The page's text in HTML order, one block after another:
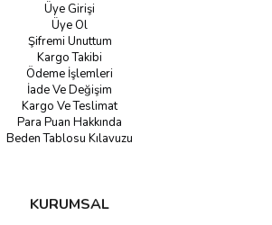
Üye Girişi
Üye Ol
Şifremi Unuttum
Kargo Takibi
Ödeme İşlemleri
İade Ve Değişim
Kargo Ve Teslimat
Para Puan Hakkında
Beden Tablosu Kılavuzu
KURUMSAL